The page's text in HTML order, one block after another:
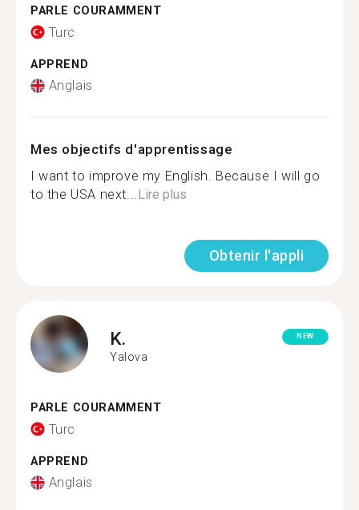
PARLE COURAMMENT
Turc
APPREND
Anglais
Mes objectifs d'apprentissage
I want to improve my English. Because I will go
to the USA next...Lire plus
Obtenir l'appli
K.
Yalova
NEW
PARLE COURAMMENT
Turc
APPREND
Anglais